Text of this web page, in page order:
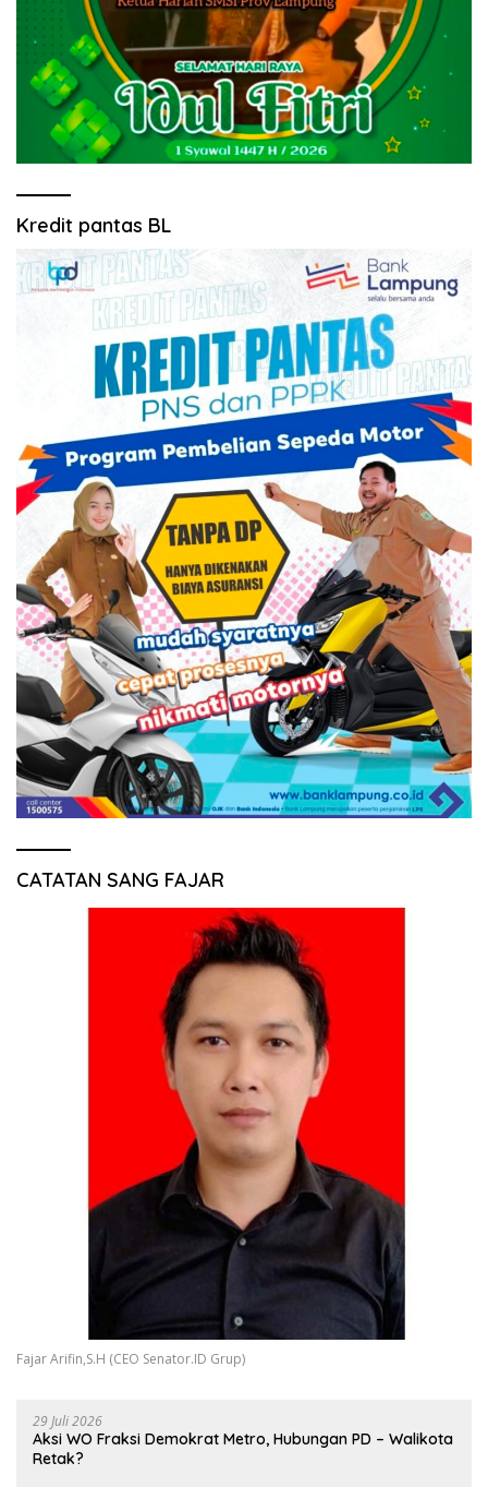
Kredit pantas BL
CATATAN SANG FAJAR
Fajar Arifin,S.H (CEO Senator.ID Grup)
29 Juli 2026
Aksi WO Fraksi Demokrat Metro, Hubungan PD – Walikota
Retak?